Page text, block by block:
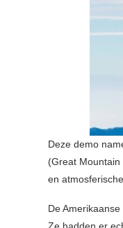
Deze demo
(Great
en
De